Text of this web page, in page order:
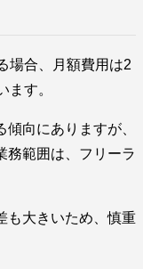
場合、月額費用は2
ます。
向にありますが、
務範囲は、フリーラ
も大きいため、慎重